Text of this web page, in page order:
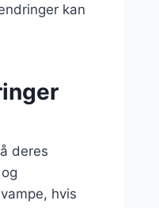
kan
deres
hvis